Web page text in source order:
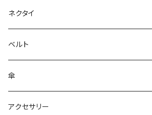
ネクタイ
ベルト
傘
アクセサリー